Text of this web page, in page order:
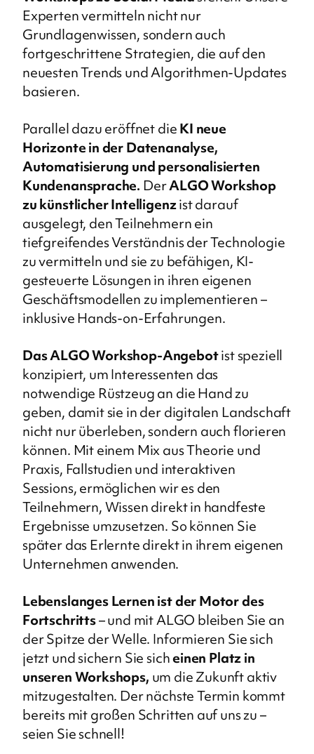
Experten vermitteln nicht nur
Grundlagenwissen, sondern auch
fortgeschrittene Strategien, die auf den
neuesten Trends und Algorithmen-Updates
basieren.
Parallel dazu eröffnet dieKI neue
Horizonte in der Datenanalyse,
Automatisierung und personalisierten
Kundenansprache. DerALGO Workshop
zu künstlicher Intelligenzist darauf
ausgelegt, den Teilnehmern ein
tiefgreifendes Verständnis der Technologie
zu vermitteln und sie zu befähigen, KI-
gesteuerte Lösungen in ihren eigenen
Geschäftsmodellen zu implementieren –
inklusive Hands-on-Erfahrungen.
Das ALGO Workshop-Angebotist speziell
konzipiert, um Interessenten das
notwendige Rüstzeug an die Hand zu
geben, damit sie in der digitalen Landschaft
nicht nur überleben, sondern auch florieren
können. Mit einem Mix aus Theorie und
Praxis, Fallstudien und interaktiven
Sessions, ermöglichen wir es den
Teilnehmern, Wissen direkt in handfeste
Ergebnisse umzusetzen. So können Sie
später das Erlernte direkt in ihrem eigenen
Unternehmen anwenden.
Lebenslanges Lernen ist der Motor des
Fortschritts– und mit ALGO bleiben Sie an
der Spitze der Welle. Informieren Sie sich
jetzt und sichern Sie sicheinen Platz in
unseren Workshops, um die Zukunft aktiv
mitzugestalten. Der nächste Termin kommt
bereits mit großen Schritten auf uns zu –
seien Sie schnell!